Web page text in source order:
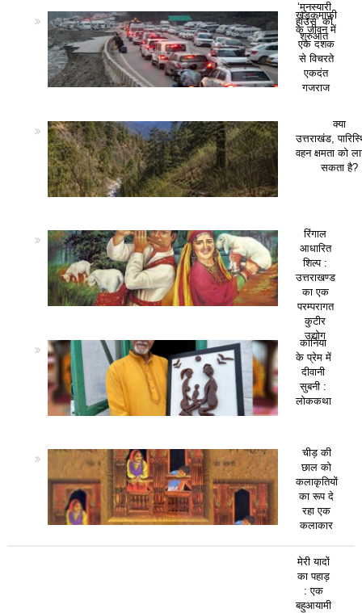
‘मुनस्यारी
हाउस’ की
शुरुआत
खड़कमाफी
के जीवन में
एक दशक
से विचरते
एकदंत
गजराज
क्या
उत्तराखंड,
वहन क्षमता को
सकता है?
रिंगाल
आधारित
शिल्प :
उत्तराखण्ड
का एक
परम्परागत
कुटीर
उद्योग
कानिया
के प्रेम में
दीवानी
सुबनी :
लोककथा
चीड़ की
छाल को
कलाकृतियों
का रूप दे
रहा एक
कलाकार
मेरी यादों
का पहाड़
: एक
बहुआयामी